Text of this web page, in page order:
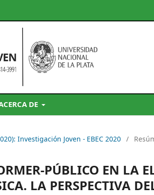
DE
Investigación Joven - EBEC 2020 /
PÚBLICO EN LA
LA PERSPECTIVA